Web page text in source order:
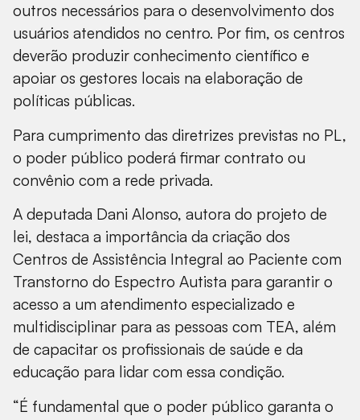
outros necessários para o desenvolvimento dos
usuários atendidos no centro. Por fim, os centros
deverão produzir conhecimento científico e
apoiar os gestores locais na elaboração de
políticas públicas.
Para cumprimento das diretrizes previstas no PL,
o poder público poderá firmar contrato ou
convênio com a rede privada.
A deputada Dani Alonso, autora do projeto de
lei, destaca a importância da criação dos
Centros de Assistência Integral ao Paciente com
Transtorno do Espectro Autista para garantir o
acesso a um atendimento especializado e
multidisciplinar para as pessoas com TEA, além
de capacitar os profissionais de saúde e da
educação para lidar com essa condição.
“É fundamental que o poder público garanta o